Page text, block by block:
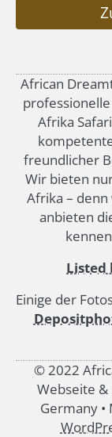
African
Afrika
freundlicher
Wir bieten
Afrika –
anbieten
Listed
Einige der
© 2022
Webseite &
Germany